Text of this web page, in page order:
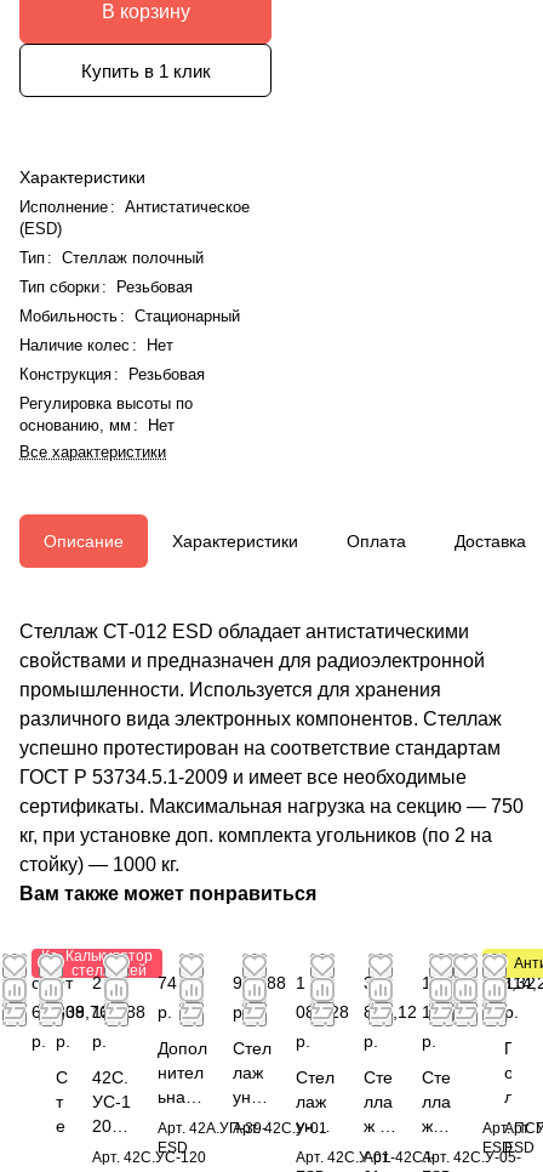
В корзину
Купить в 1 клик
Характеристики
Исполнение : Антистатическое
(ESD)
Тип : Стеллаж полочный
Тип сборки:
Резьбовая
Мобильность : Стационарный
Наличие колес :
Нет
Конструкция :
Резьбовая
Регулировка высоты по
основанию, мм :
Нет
Все характеристики
Описание Характеристики Оплата Доставка
Стеллаж СТ-012 ESD обладает антистатическими
свойствами и предназначен для радиоэлектронной
промышленности. Используется для хранения
различного вида электронных компонентов. Стеллаж
успешно протестирован на соответствие стандартам
ГОСТ Р 53734.5.1-2009 и имеет все необходимые
сертификаты. Максимальная нагрузка на секцию — 750
кг, при установке доп. комплекта угольников (по 2 на
стойку) — 1000 кг.
Вам также может понравиться
Калькулятор
стеллажей
от
607,38
р.
Калькулятор
стеллажей
от
809,76
р.
С
т
е
2
132,88
р.
42С.
УС-1
20
Стел
Арт.42С.УС-120
74,16
р.
Допол
нител
ьная
полка
для
Арт. 42А.УП-39-
ESD
923,88
р.
Стел
лаж
унив
ерса
Арт.42С.У-01
1
085,28
р.
Стел
лаж
унив
ерса
Арт.42С.У-01-
3
843,12
р.
Сте
лла
ж из
нер
Арт.42C.I-
1
153,44
р.
Сте
лла
ж
уни
Арт.42С.У-05-
388,32
р.
к
а
Арт.
ESD
р.
П
о
л
к
а
Арт.
ESD